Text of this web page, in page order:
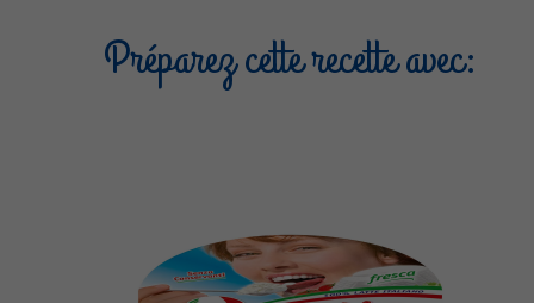
Préparez cette recette avec: